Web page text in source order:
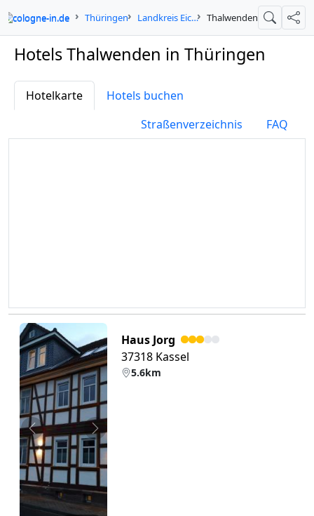
cologne-in.de Thüringen Landkreis Eichsfeld Thalwenden Suche
Hotels Thalwenden in Thüringen
Hotelkarte
Hotels buchen
Straßenverzeichnis
FAQ
Zurück Weiter
Haus Jorg
37318 Kassel
5.6km